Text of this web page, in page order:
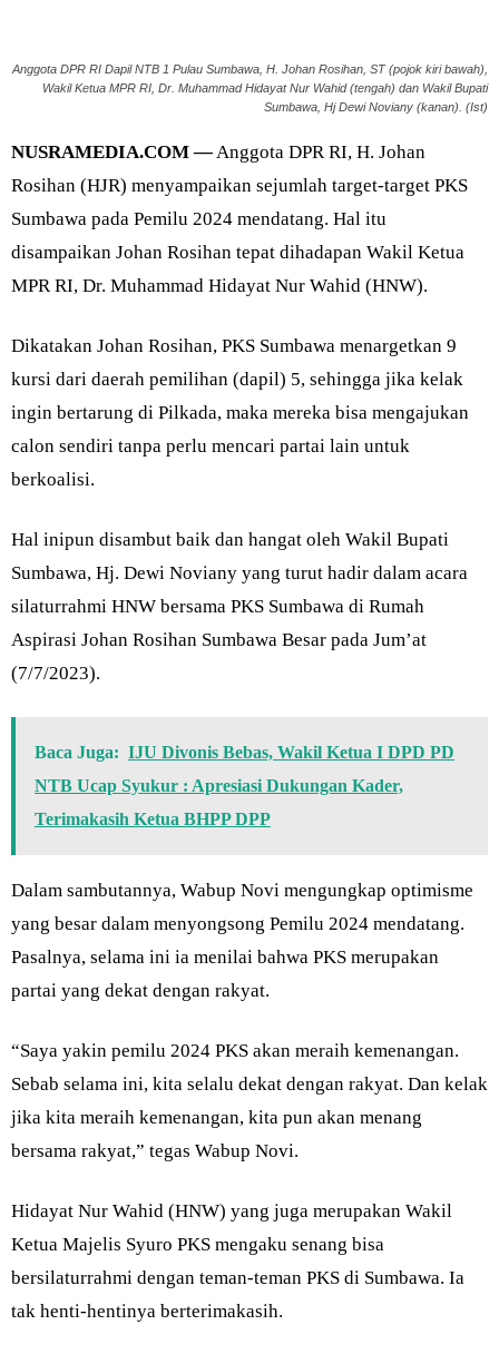
Anggota DPR RI Dapil NTB 1 Pulau Sumbawa, H. Johan Rosihan, ST (pojok kiri bawah),
Wakil Ketua MPR RI, Dr. Muhammad Hidayat Nur Wahid (tengah) dan Wakil Bupati
Sumbawa, Hj Dewi Noviany (kanan). (Ist)
NUSRAMEDIA.COM —Anggota DPR RI, H. Johan
Rosihan (HJR) menyampaikan sejumlah target-target PKS
Sumbawa pada Pemilu 2024 mendatang. Hal itu
disampaikan Johan Rosihan tepat dihadapan Wakil Ketua
MPR RI, Dr. Muhammad Hidayat Nur Wahid (HNW).
Dikatakan Johan Rosihan, PKS Sumbawa menargetkan 9
kursi dari daerah pemilihan (dapil) 5, sehingga jika kelak
ingin bertarung di Pilkada, maka mereka bisa mengajukan
calon sendiri tanpa perlu mencari partai lain untuk
berkoalisi.
Hal inipun disambut baik dan hangat oleh Wakil Bupati
Sumbawa, Hj. Dewi Noviany yang turut hadir dalam acara
silaturrahmi HNW bersama PKS Sumbawa di Rumah
Aspirasi Johan Rosihan Sumbawa Besar pada Jum’at
(7/7/2023).
Baca Juga: IJU Divonis Bebas, Wakil Ketua I DPD PD
NTB Ucap Syukur : Apresiasi Dukungan Kader,
Terimakasih Ketua BHPP DPP
Dalam sambutannya, Wabup Novi mengungkap optimisme
yang besar dalam menyongsong Pemilu 2024 mendatang.
Pasalnya, selama ini ia menilai bahwa PKS merupakan
partai yang dekat dengan rakyat.
“Saya yakin pemilu 2024 PKS akan meraih kemenangan.
Sebab selama ini, kita selalu dekat dengan rakyat. Dan kelak
jika kita meraih kemenangan, kita pun akan menang
bersama rakyat,” tegas Wabup Novi.
Hidayat Nur Wahid (HNW) yang juga merupakan Wakil
Ketua Majelis Syuro PKS mengaku senang bisa
bersilaturrahmi dengan teman-teman PKS di Sumbawa. Ia
tak henti-hentinya berterimakasih.